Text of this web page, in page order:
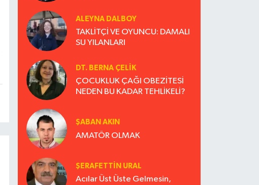
ALEYNA DALBOY
TAKLİTÇİ VE OYUNCU: DAMALI
SU YILANLARI
DT. BERNA ÇELIK
ÇOCUKLUK ÇAĞI OBEZİTESİ
NEDEN BU KADAR TEHLİKELİ?
ŞABAN AKIN
AMATÖR OLMAK
ŞERAFETTIN URAL
Acılar Üst Üste Gelmesin,